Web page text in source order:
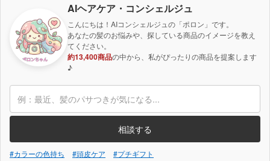
AIヘアケア・コンシェルジュ
こんにちは！AIコンシェルジュの「ポロン」です。
あなたの髪のお悩みや、探している商品のイメージを教え
てください。
約13,400商品の中から、私がぴったりの商品を提案します
♪
相談する
#カラーの色持ち #頭皮ケア #プチギフト